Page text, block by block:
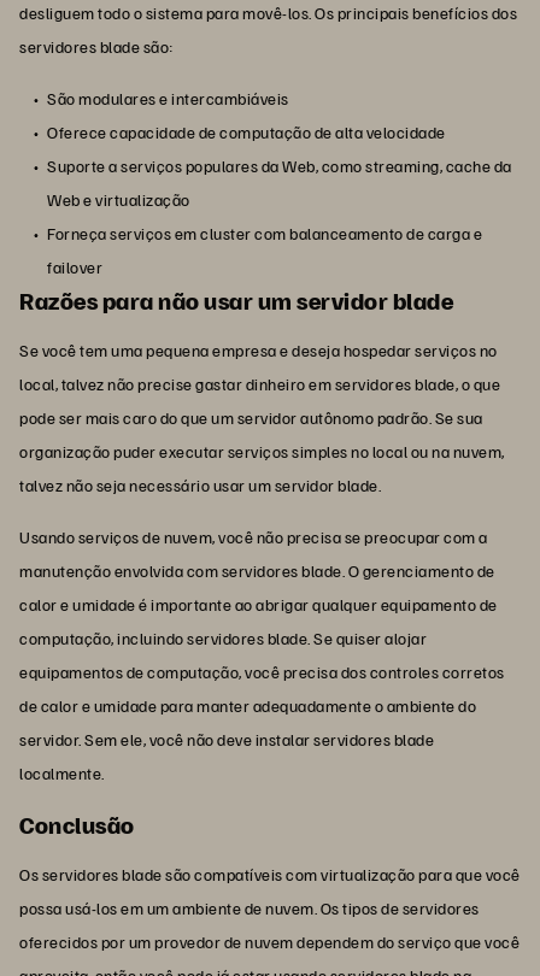
desliguem todo o sistema para movê-los. Os principais benefícios dos
servidores blade são:
São modulares e intercambiáveis
Oferece capacidade de computação de alta velocidade
Suporte a serviços populares da Web, como streaming, cache da
Web e virtualização
Forneça serviços em cluster com balanceamento de carga e
failover
Razões para não usar um servidor blade
Se você tem uma pequena empresa e deseja hospedar serviços no
local, talvez não precise gastar dinheiro em servidores blade, o que
pode ser mais caro do que um servidor autônomo padrão. Se sua
organização puder executar serviços simples no local ou na nuvem,
talvez não seja necessário usar um servidor blade.
Usando serviços de nuvem, você não precisa se preocupar com a
manutenção envolvida com servidores blade. O gerenciamento de
calor e umidade é importante ao abrigar qualquer equipamento de
computação, incluindo servidores blade. Se quiser alojar
equipamentos de computação, você precisa dos controles corretos
de calor e umidade para manter adequadamente o ambiente do
servidor. Sem ele, você não deve instalar servidores blade
localmente.
Conclusão
Os servidores blade são compatíveis com virtualização para que você
possa usá-los em um ambiente de nuvem. Os tipos de servidores
oferecidos por um provedor de nuvem dependem do serviço que você